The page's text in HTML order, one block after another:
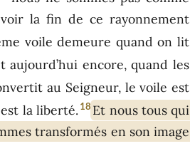
la fin de ce rayonnement
voile demeure quand on lit
aujourd’hui encore, quand les
au Seigneur, le voile est
la liberté. 18Et nous tous qui
transformés en son image